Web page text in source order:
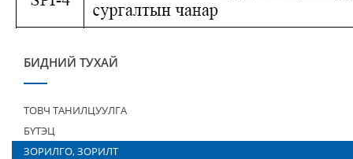
БИДНИЙ ТУХАЙ
ТОВЧ ТАНИЛЦУУЛГА
БҮТЭЦ
ЗОРИЛГО, ЗОРИЛТ